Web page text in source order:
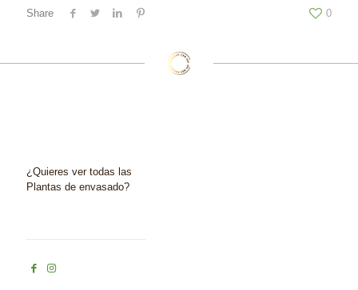
Share 0
¿Quieres ver todas las
Plantas de envasado?